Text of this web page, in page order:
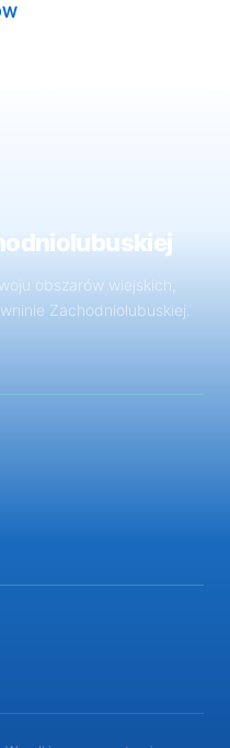
obszarów wiejskich,
Zachodniolubuskiej.